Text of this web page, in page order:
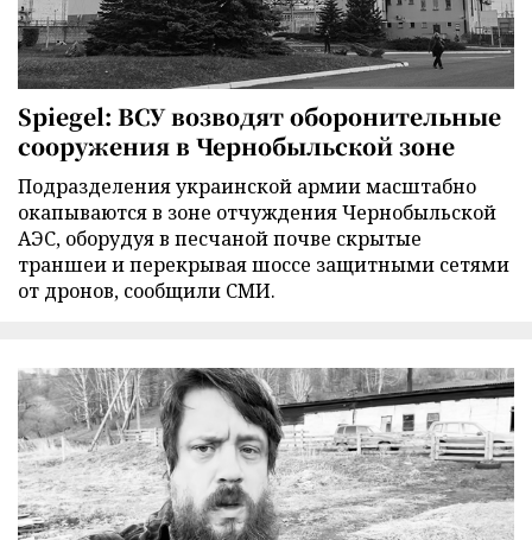
Spiegel: ВСУ возводят оборонительные
сооружения в Чернобыльской зоне
Подразделения украинской армии масштабно
окапываются в зоне отчуждения Чернобыльской
АЭС, оборудуя в песчаной почве скрытые
траншеи и перекрывая шоссе защитными сетями
от дронов, сообщили СМИ.